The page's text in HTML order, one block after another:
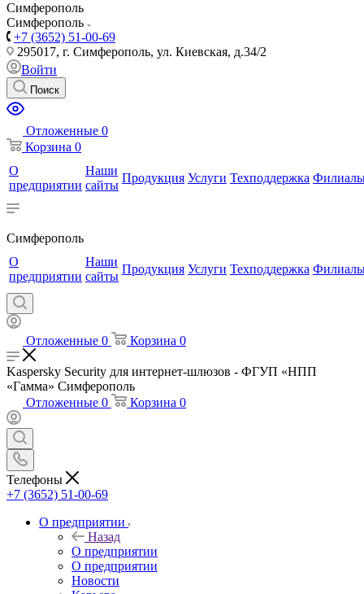
Симферополь
Симферополь
+7 (3652) 51-00-69
295017, г. Симферополь, ул. Киевская, д.34/2
Войти
Поиск
Отложенные 0
Корзина 0
О
предприятии
Наши
сайты
Продукция Услуги Техподдержка
Симферополь
О
предприятии
Наши
сайты
Продукция Услуги Техподдержка
Отложенные 0 Корзина 0
Kaspersky Security для интернет-шлюзов - ФГУП «НПП
«Гамма» Симферополь
Отложенные 0 Корзина 0
Телефоны
+7 (3652) 51-00-69
О предприятии
Назад
О предприятии
О предприятии
Новости